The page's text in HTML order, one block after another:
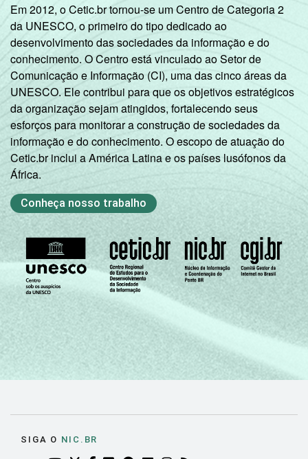
Em 2012, o Cetic.br tornou-se um Centro de Categoria 2
da UNESCO, o primeiro do tipo dedicado ao
desenvolvimento das sociedades da informação e do
conhecimento. O Centro está vinculado ao Setor de
Comunicação e Informação (CI), uma das cinco áreas da
UNESCO. Ele contribui para que os objetivos estratégicos
da organização sejam atingidos, fortalecendo seus
esforços para monitorar a construção de sociedades da
informação e do conhecimento. O escopo de atuação do
Cetic.br inclui a América Latina e os países lusófonos da
África.
Conheça nosso trabalho
SIGA O NIC.BR